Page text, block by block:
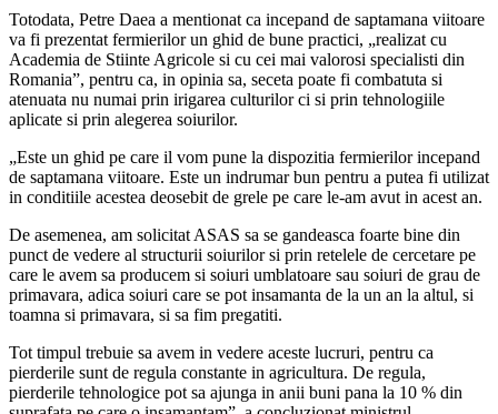
Totodata, Petre Daea a mentionat ca incepand de saptamana viitoare
va fi prezentat fermierilor un ghid de bune practici, „realizat cu
Academia de Stiinte Agricole si cu cei mai valorosi specialisti din
Romania”, pentru ca, in opinia sa, seceta poate fi combatuta si
atenuata nu numai prin irigarea culturilor ci si prin tehnologiile
aplicate si prin alegerea soiurilor.
„Este un ghid pe care il vom pune la dispozitia fermierilor incepand
de saptamana viitoare. Este un indrumar bun pentru a putea fi utilizat
in conditiile acestea deosebit de grele pe care le-am avut in acest an.
De asemenea, am solicitat ASAS sa se gandeasca foarte bine din
punct de vedere al structurii soiurilor si prin retelele de cercetare pe
care le avem sa producem si soiuri umblatoare sau soiuri de grau de
primavara, adica soiuri care se pot insamanta de la un an la altul, si
toamna si primavara, si sa fim pregatiti.
Tot timpul trebuie sa avem in vedere aceste lucruri, pentru ca
pierderile sunt de regula constante in agricultura. De regula,
pierderile tehnologice pot sa ajunga in anii buni pana la 10 % din